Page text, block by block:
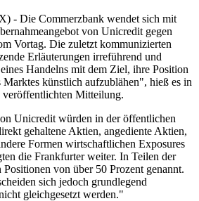
- Die Commerzbank wendet sich mit
von Unicredit gegen
Vortag. Die zuletzt kommunizierten
Erläuterungen irreführend und
Handelns mit dem Ziel, ihre Position
Marktes künstlich aufzublähen", hieß es in
Mitteilung.
Unicredit würden in der öffentlichen
gehaltene Aktien, angediente Aktien,
Formen wirtschaftlichen Exposures
die Frankfurter weiter. In Teilen der
von über 50 Prozent genannt.
sich jedoch grundlegend
gleichgesetzt werden."